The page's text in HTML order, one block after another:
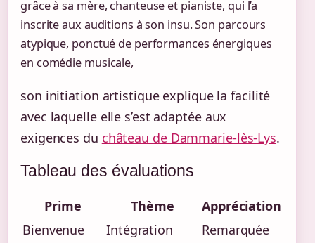
grâce à sa mère, chanteuse et pianiste, qui l’a
inscrite aux auditions à son insu. Son parcours
atypique, ponctué de performances énergiques
en comédie musicale,
son initiation artistique explique la facilité
avec laquelle elle s’est adaptée aux
exigences du château de Dammarie-lès-Lys.
Tableau des évaluations
Prime Thème
Appréciation
Bienvenue
Intégration Remarquée